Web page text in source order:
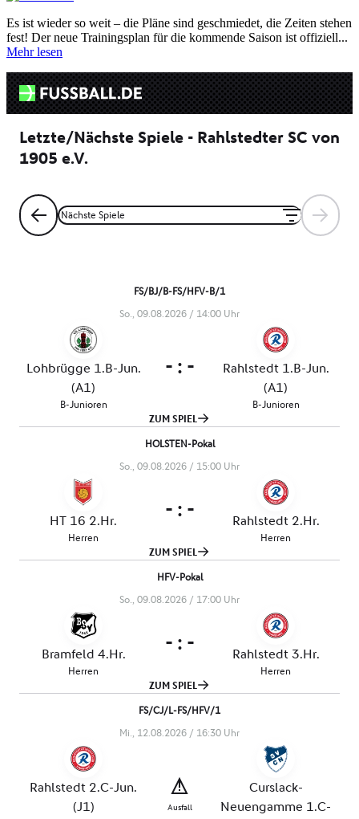
Es ist wieder so weit – die Pläne sind geschmiedet, die Zeiten stehen
fest! Der neue Trainingsplan für die kommende Saison ist offiziell...
Mehr lesen